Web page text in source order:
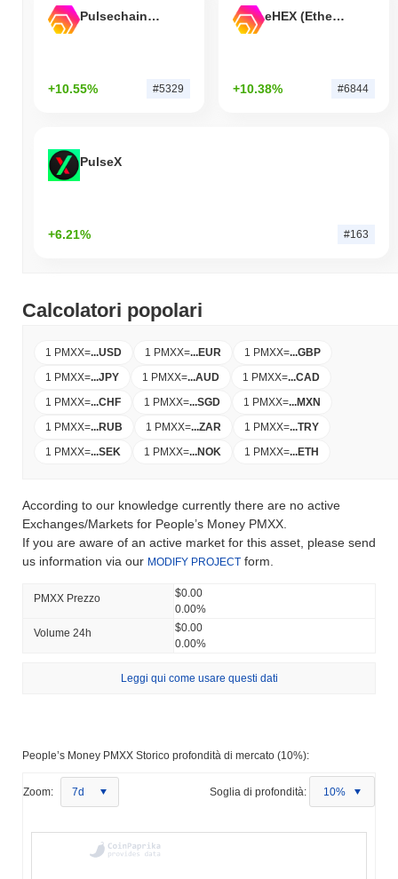
Pulsechain Bridged HEX (Pulsechain)
+10.55% #5329
eHEX (Ethereum)
+10.38% #6844
PulseX
+6.21% #163
Calcolatori popolari
1 PMXX=...USD 1 PMXX=...EUR 1 PMXX=...GBP
1 PMXX=...JPY 1 PMXX=...AUD 1 PMXX=...CAD
1 PMXX=...CHF 1 PMXX=...SGD 1 PMXX=...MXN
1 PMXX=...RUB 1 PMXX=...ZAR 1 PMXX=...TRY
1 PMXX=...SEK 1 PMXX=...NOK 1 PMXX=...ETH
According to our knowledge currently there are no active
Exchanges/Markets for People’s Money PMXX.
If you are aware of an active market for this asset, please send
us information via our MODIFY PROJECT form.
PMXX Prezzo
$0.00
0.00%
Volume 24h
$0.00
0.00%
Leggi qui come usare questi dati
People’s Money PMXX Storico profondità di mercato (10%):
Zoom: 7d Soglia di profondità: 10%